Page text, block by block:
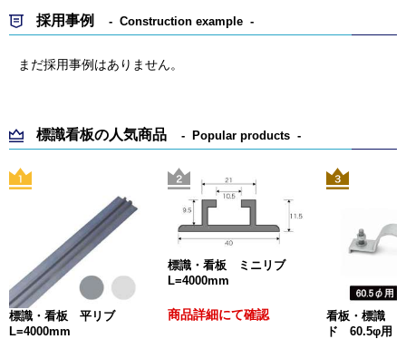
採用事例 Construction example
まだ採用事例はありません。
標識看板の人気商品 Popular products
標識・看板 平リブ
L=4000mm
標識・看板 ミニリブ
L=4000mm
商品詳細にて確認
看板・標識
ド 60.5φ用